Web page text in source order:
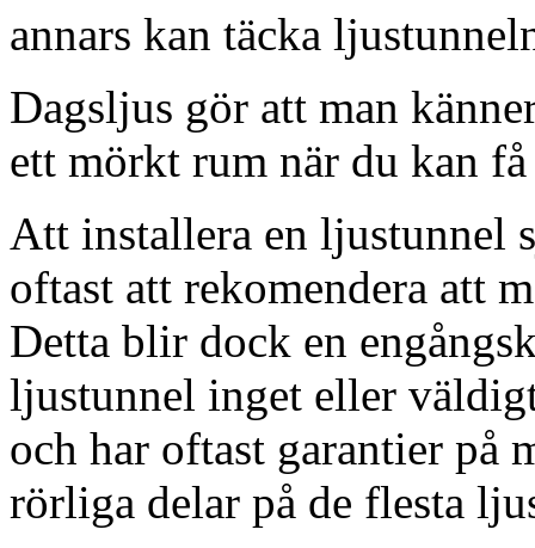
annars kan täcka
Dagsljus gör att man
ett mörkt rum när du kan
Att installera en ljustunnel
oftast att rekomendera att
Detta blir dock en
ljustunnel inget eller
och har oftast garantier på
rörliga delar på de flesta